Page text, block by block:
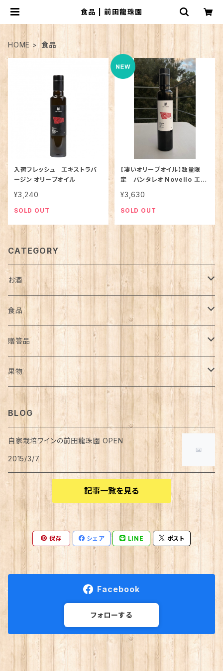
食品 | 前田龍珠園
HOME 食品
入荷フレッシュ エキストラバ
ージン オリーブオイル
¥3,240
SOLD OUT
【凄いオリーブオイル】数量限
定 パンタレオ Novello エク
¥3,630
SOLD OUT
CATEGORY
お酒
ワイン
白ワイン
赤ワイン
スパークリングワイン
焼酎
芋焼酎
ウィスキー
食品
オリーブオイル
野菜ペースト
ジャム
贈答品
ワイン
果物
BLOG
自家栽培ワインの前田龍珠園 OPEN
2015/3/7
記事一覧を見る
保存 シェア LINE ポスト
Facebook
フォローする